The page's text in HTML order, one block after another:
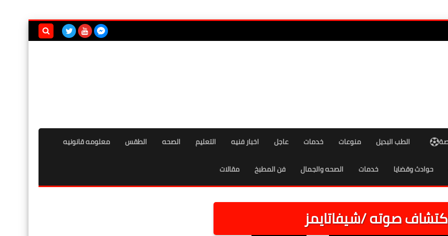
الطب البديل منوعات خدمات عاجل اخبار فنيه التعليم الصحه الطقس معلومه قانونيه
حوادث وقضايا خدمات الصحه والجمال فن المطبخ مقالات
اكتشاف صوته /شيفاتايمز